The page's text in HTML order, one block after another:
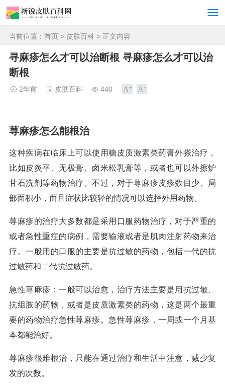
当前位置： 首页 > 皮肤百科 > 正文内容
寻麻疹怎么才可以治断根 寻麻疹怎么才可以治
断根
2年前 皮肤百科 440
荨麻疹怎么能根治
这种疾病在临床上可以使用糖皮质激素类药膏外搽治疗，
比如皮炎平、无极膏、卤米松乳膏等，或者也可以外擦炉
甘石洗剂等药物治疗。不过，对于荨麻疹皮疹数目少、局
部面积小，而且症状比较轻的情况可以选择外用药物。
荨麻疹的治疗大多数都是采用口服药物治疗，对于严重的
或者急性重症的病例，需要输液或者是肌肉注射药物来治
疗。一般用的口服的主要是抗过敏的药物，包括一代的抗
过敏药和二代抗过敏药。
急性荨麻疹：一般可以治愈，治疗方法主要是用抗过敏、
抗组胺的药物，或者是皮质激素类的药物，这是两个最重
要的药物治疗急性荨麻疹。急性荨麻疹，一周或一个月基
本都能治好。
荨麻疹很难根治，只能在通过治疗和生活中注意，减少复
发的次数。